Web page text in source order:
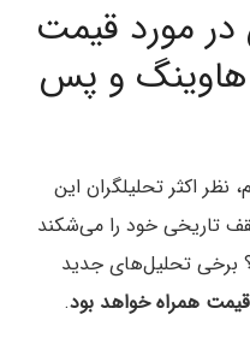
در مورد قیمت
هاوینگ و پس
نظر اکثر تحلیلگران این
بیت کوین در سال ۲۰۲۴ سقف تاریخی خود را می‌شکند
برخی تحلیل‌های جدید
همراه خواهد بود.